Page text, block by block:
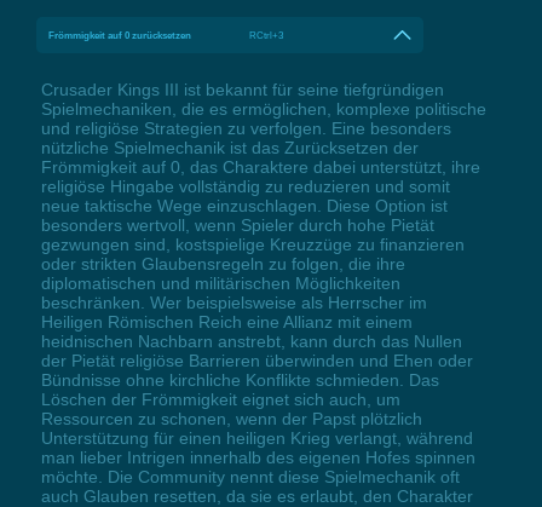
Frömmigkeit auf 0 zurücksetzen RCtrl+3
Crusader Kings III ist bekannt für seine tiefgründigen
Spielmechaniken, die es ermöglichen, komplexe politische
und religiöse Strategien zu verfolgen. Eine besonders
nützliche Spielmechanik ist das Zurücksetzen der
Frömmigkeit auf 0, das Charaktere dabei unterstützt, ihre
religiöse Hingabe vollständig zu reduzieren und somit
neue taktische Wege einzuschlagen. Diese Option ist
besonders wertvoll, wenn Spieler durch hohe Pietät
gezwungen sind, kostspielige Kreuzzüge zu finanzieren
oder strikten Glaubensregeln zu folgen, die ihre
diplomatischen und militärischen Möglichkeiten
beschränken. Wer beispielsweise als Herrscher im
Heiligen Römischen Reich eine Allianz mit einem
heidnischen Nachbarn anstrebt, kann durch das Nullen
der Pietät religiöse Barrieren überwinden und Ehen oder
Bündnisse ohne kirchliche Konflikte schmieden. Das
Löschen der Frömmigkeit eignet sich auch, um
Ressourcen zu schonen, wenn der Papst plötzlich
Unterstützung für einen heiligen Krieg verlangt, während
man lieber Intrigen innerhalb des eigenen Hofes spinnen
möchte. Die Community nennt diese Spielmechanik oft
auch Glauben resetten, da sie es erlaubt, den Charakter